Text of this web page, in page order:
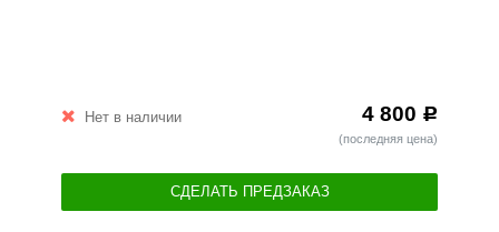
Нет в наличии 4 800 Р
(последняя цена)
СДЕЛАТЬ ПРЕДЗАКАЗ